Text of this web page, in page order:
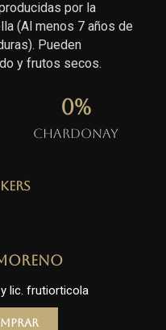
por la
(Al menos 7 años de
Pueden
y frutos secos.
Chardonay
0%
lic. frutiorticola